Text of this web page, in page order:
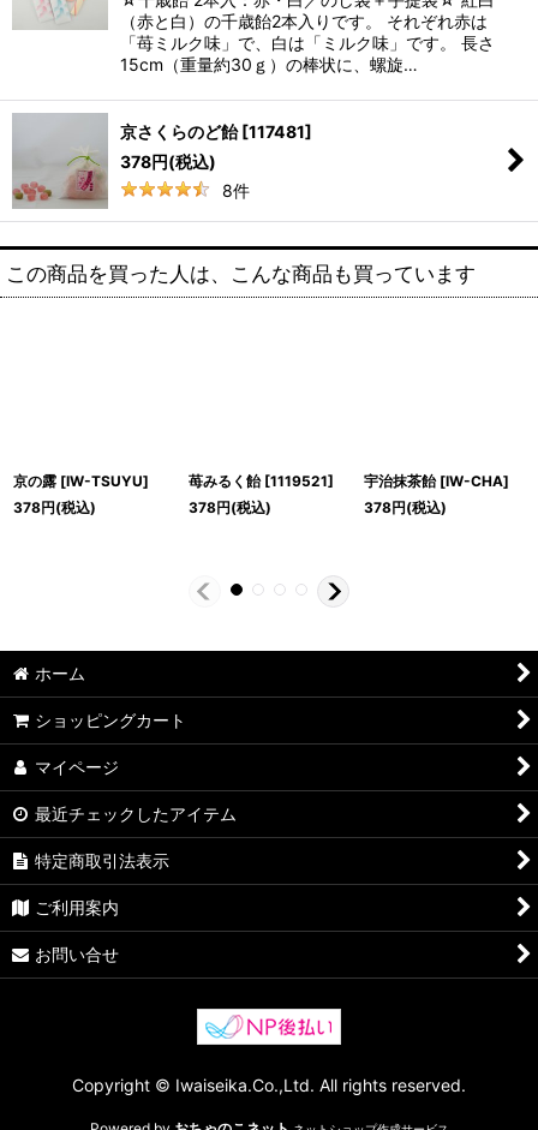
（赤と白）の千歳飴2本入りです。 それぞれ赤は
「苺ミルク味」で、白は「ミルク味」です。 長さ
15cm（重量約30ｇ）の棒状に、螺旋…
京さくらのど飴 [117481]
378円(税込)
8件
この商品を買った人は、こんな商品も買っています
京の露 [IW-TSUYU]
378円(税込)
苺みるく飴 [1119521]
378円(税込)
宇治抹茶飴 [IW-CHA]
378円(税込)
ホーム
ショッピングカート
マイページ
最近チェックしたアイテム
特定商取引法表示
ご利用案内
お問い合せ
Copyright © Iwaiseika.Co.,Ltd. All rights reserved.